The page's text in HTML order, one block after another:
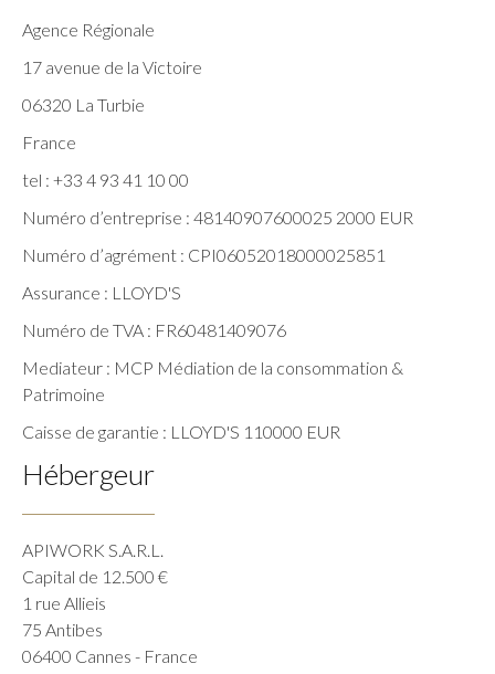
Agence Régionale
17 avenue de la Victoire
06320 La Turbie
France
tel : +33 4 93 41 10 00
Numéro d’entreprise : 48140907600025 2000 EUR
Numéro d’agrément : CPI06052018000025851
Assurance : LLOYD'S
Numéro de TVA : FR60481409076
Mediateur : MCP Médiation de la consommation &
Patrimoine
Caisse de garantie : LLOYD'S 110000 EUR
Hébergeur
APIWORK S.A.R.L.
Capital de 12.500 €
1 rue Allieis
75 Antibes
06400 Cannes - France